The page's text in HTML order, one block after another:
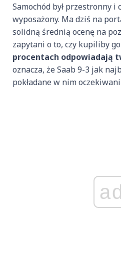
Samochód był przestronny i
wyposażony. Ma dziś na
solidną średnią ocenę na
zapytani o to, czy kupiliby
procentach odpowiadają
oznacza, że Saab 9-3 jak
pokładane w nim